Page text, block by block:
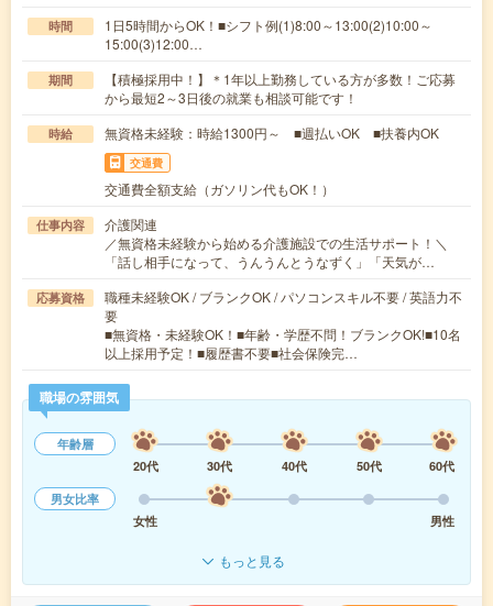
時間
1日5時間からOK！■シフト例(1)8:00～13:00(2)10:00～
15:00(3)12:00…
期間
【積極採用中！】＊1年以上勤務している方が多数！ご応募
から最短2～3日後の就業も相談可能です！
時給 無資格未経験：時給1300円～ ■週払いOK ■扶養内OK
交通費
交通費全額支給（ガソリン代もOK！）
仕事内容
介護関連
／無資格未経験から始める介護施設での生活サポート！＼
「話し相手になって、うんうんとうなずく」「天気が…
応募資格
職種未経験OK / ブランクOK / パソコンスキル不要 / 英語力不
要
■無資格・未経験OK！■年齢・学歴不問！ブランクOK!■10名
以上採用予定！■履歴書不要■社会保険完…
職場の雰囲気
年齢層
20代
30代 40代 50代
60代
男女比率
女性
男性
もっと見る